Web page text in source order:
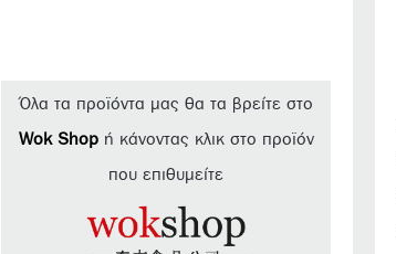
Όλα τα προϊόντα μας θα τα βρείτε στο
Wok Shopή κάνοντας κλικ στο προϊόν
που επιθυμείτε